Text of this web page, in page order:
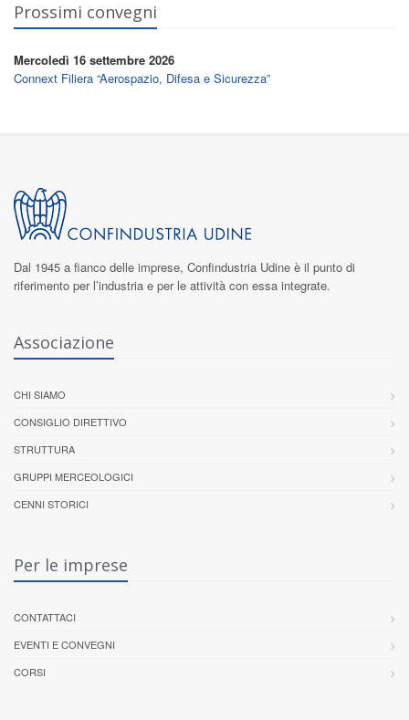
Prossimi convegni
Mercoledì 16 settembre 2026
Connext Filiera “Aerospazio, Difesa e Sicurezza”
Dal 1945 a fianco delle imprese, Confindustria Udine è il punto di
riferimento per l’industria e per le attività con essa integrate.
Associazione
CHI SIAMO
CONSIGLIO DIRETTIVO
STRUTTURA
GRUPPI MERCEOLOGICI
CENNI STORICI
Per le imprese
CONTATTACI
EVENTI E CONVEGNI
CORSI